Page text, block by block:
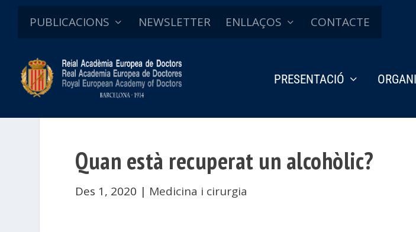
PUBLICACIONS NEWSLETTER ENLLAÇOS CONTACTE
PRESENTACIÓ
Quan està recuperat un alcohòlic?
Des 1, 2020 | Medicina i cirurgia